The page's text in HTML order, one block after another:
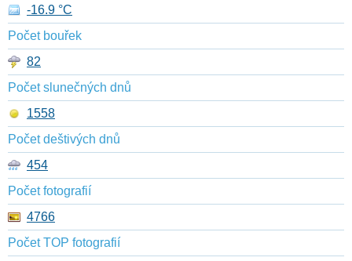
-16.9 °C
Počet bouřek
82
Počet slunečných dnů
1558
Počet deštivých dnů
454
Počet fotografií
4766
Počet TOP fotografií